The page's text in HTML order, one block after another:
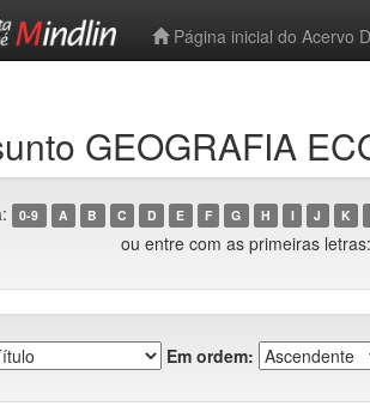
Página inicial do Acervo
GEOGRAFIA
0-9 A B C D E F G H I J K
ou entre com as primeiras letras:
Em ordem: